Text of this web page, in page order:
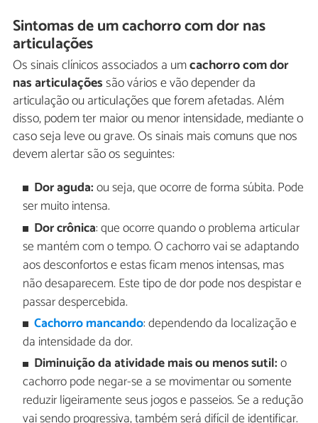
Sintomas de um cachorro com dor nas
articulações
Os sinais clínicos associados a umcachorro com dor
nas articulaçõessão vários e vão depender da
articulação ou articulações que forem afetadas. Além
disso, podem ter maior ou menor intensidade, mediante o
caso seja leve ou grave. Os sinais mais comuns que nos
devem alertar são os seguintes:
Dor aguda:ou seja, que ocorre de forma súbita. Pode
ser muito intensa.
Dor crônica: que ocorre quando o problema articular
se mantém com o tempo. O cachorro vai se adaptando
aos desconfortos e estas ficam menos intensas, mas
não desaparecem. Este tipo de dor pode nos despistar e
passar despercebida.
Cachorro mancando: dependendo da localização e
da intensidade da dor.
Diminuição da atividade mais ou menos sutil:o
cachorro pode negar-se a se movimentar ou somente
reduzir ligeiramente seus jogos e passeios. Se a redução